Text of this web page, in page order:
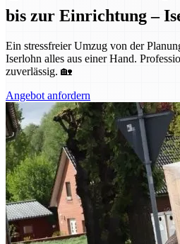
bis zur Einrichtung –
Ein stressfreier Umzug von der
Iserlohn alles aus einer Hand.
zuverlässig. 🏡
Angebot anfordern